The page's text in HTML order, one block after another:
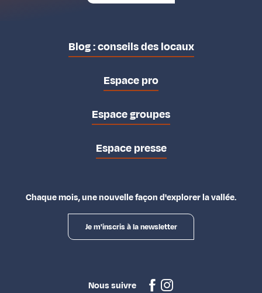
Blog : conseils des locaux
Espace pro
Espace groupes
Espace presse
Chaque mois, une nouvelle façon d'explorer la vallée.
Je m'inscris à la newsletter
Nous suivre